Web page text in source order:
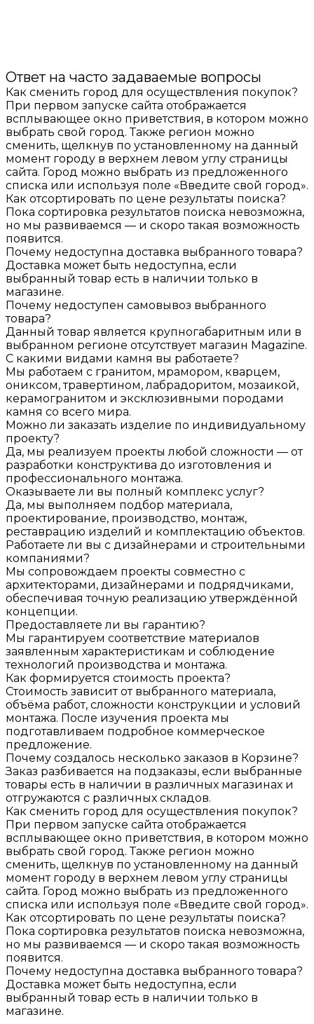
Ответ на часто задаваемые вопросы
Как сменить город для осуществления покупок?
При первом запуске сайта отображается
всплывающее окно приветствия, в котором можно
выбрать свой город. Также регион можно
сменить, щелкнув по установленному на данный
момент городу в верхнем левом углу страницы
сайта. Город можно выбрать из предложенного
списка или используя поле «Введите свой город».
Как отсортировать по цене результаты поиска?
Пока сортировка результатов поиска невозможна,
но мы развиваемся — и скоро такая возможность
появится.
Почему недоступна доставка выбранного товара?
Доставка может быть недоступна, если
выбранный товар есть в наличии только в
магазине.
Почему недоступен самовывоз выбранного
товара?
Данный товар является крупногабаритным или в
выбранном регионе отсутствует магазин Magazine.
С какими видами камня вы работаете?
Мы работаем с гранитом, мрамором, кварцем,
ониксом, травертином, лабрадоритом, мозаикой,
керамогранитом и эксклюзивными породами
камня со всего мира.
Можно ли заказать изделие по индивидуальному
проекту?
Да, мы реализуем проекты любой сложности — от
разработки конструктива до изготовления и
профессионального монтажа.
Оказываете ли вы полный комплекс услуг?
Да, мы выполняем подбор материала,
проектирование, производство, монтаж,
реставрацию изделий и комплектацию объектов.
Работаете ли вы с дизайнерами и строительными
компаниями?
Мы сопровождаем проекты совместно с
архитекторами, дизайнерами и подрядчиками,
обеспечивая точную реализацию утверждённой
концепции.
Предоставляете ли вы гарантию?
Мы гарантируем соответствие материалов
заявленным характеристикам и соблюдение
технологий производства и монтажа.
Как формируется стоимость проекта?
Стоимость зависит от выбранного материала,
объёма работ, сложности конструкции и условий
монтажа. После изучения проекта мы
подготавливаем подробное коммерческое
предложение.
Почему создалось несколько заказов в Корзине?
Заказ разбивается на подзаказы, если выбранные
товары есть в наличии в различных магазинах и
отгружаются с различных складов.
Как сменить город для осуществления покупок?
При первом запуске сайта отображается
всплывающее окно приветствия, в котором можно
выбрать свой город. Также регион можно
сменить, щелкнув по установленному на данный
момент городу в верхнем левом углу страницы
сайта. Город можно выбрать из предложенного
списка или используя поле «Введите свой город».
Как отсортировать по цене результаты поиска?
Пока сортировка результатов поиска невозможна,
но мы развиваемся — и скоро такая возможность
появится.
Почему недоступна доставка выбранного товара?
Доставка может быть недоступна, если
выбранный товар есть в наличии только в
магазине.